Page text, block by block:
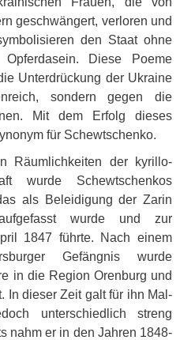
geschwängert, verloren und
den Staat ohne
Diese Poeme
Unterdrückung der Ukraine
sondern gegen die
Mit dem Erfolg dieses
für Schewtschenko.
Räumlichkeiten der kyrillo-
wurde Schewtschenkos
als Beleidigung der Zarin
wurde und zur
1847 führte. Nach einem
Gefängnis wurde
in die Region Orenburg und
In dieser Zeit galt für ihn Mal-
unterschiedlich streng
nahm er in den Jahren 1848-